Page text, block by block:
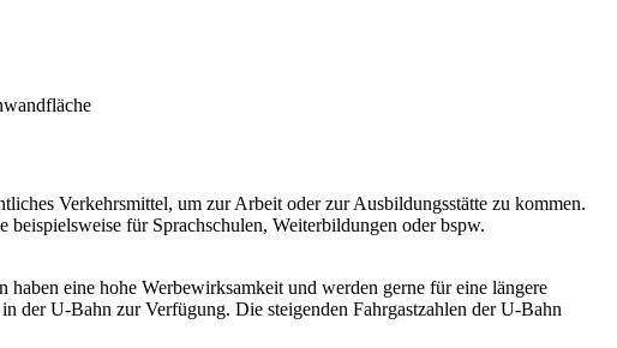
Verkehrsmittel, um zur Arbeit oder zur Ausbildungsstätte zu kommen.
für Sprachschulen, Weiterbildungen oder bspw.
eine hohe Werbewirksamkeit und werden gerne für eine längere
der U-Bahn zur Verfügung. Die steigenden Fahrgastzahlen der U-Bahn